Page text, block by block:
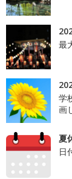
最
学
画
夏
日